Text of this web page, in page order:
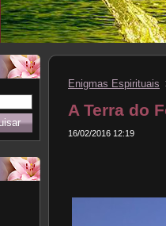
Enigmas Espirituais
A Terra do
16/02/2016 12:19